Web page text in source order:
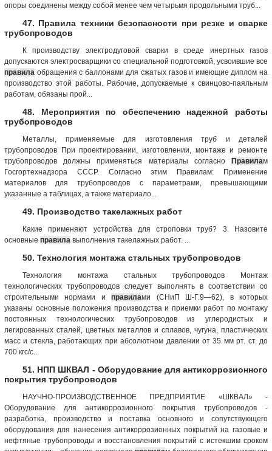
опоры соединены между собой менее чем четырьмя продольными труб...
47. Правила техники безопасности при резке и сварке
трубопроводов
К производству электродуговой сварки в среде инертных газов
допускаются электросварщики со специальной подготовкой, усвоившие все
правила обращения с баллонами для сжатых газов и имеющие диплом на
производство этой работы. Рабочие, допускаемые к свинцово-паяльным
работам, обязаны прой...
48. Мероприятия по обеспечению надежной работы
трубопроводов
Металлы, применяемые для изготовления труб и деталей
трубопроводов При проектировании, изготовлении, монтаже и ремонте
трубопроводов должны применяться материалы согласно Правилам
Госгортехнадзора СССР. Согласно этим Правилам: Применение
материалов для трубопроводов с параметрами, превышающими
указанные а таблицах, а также материало...
49. Производство такелажных работ
Какие применяют устройства для строповки труб? 3. Назовите
основные правила выполнения такелажных работ. ...
50. Технология монтажа стальных трубопроводов
Технология монтажа стальных трубопроводов Монтаж
технологических трубопроводов следует выполнять в соответствии со
строительными нормами иправилами (СНиП Ш-Г.9—62), в которых
указаны основные положения производства и приемки работ по монтажу
постоянных технологических трубопроводов из углеродистых и
легированных сталей, цветных металлов и сплавов, чугуна, пластических
масс и стекла, работающих при абсолютном давлении от 35 мм рт. ст. до
700 кгс/с...
51. НПП ШКВАЛ - Оборудование для антикоррозионного
покрытия трубопроводов
НАУЧНО-ПРОИЗВОДСТВЕННОЕ ПРЕДПРИЯТИЕ «ШКВАЛ» -
Оборудование для антикоррозионного покрытия трубопроводов -
разработка, производство и поставка основного и сопутствующего
оборудования для нанесения антикоррозионных покрытий на газовые и
нефтяные трубопроводы и восстановления покрытий с истекшим сроком